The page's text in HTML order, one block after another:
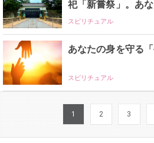
祀「新嘗祭」。あ
スピリチュアル
あなたの身を守る
スピリチュアル
1 2 3